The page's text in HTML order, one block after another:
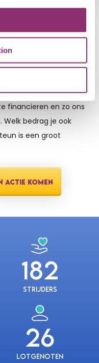
ZETTEN
strijders. We
om de kosten voor
financieren en zo ons
bedrag je ook
is een groot
ACTIE KOMEN
182
Strijders
26
Lotgenoten